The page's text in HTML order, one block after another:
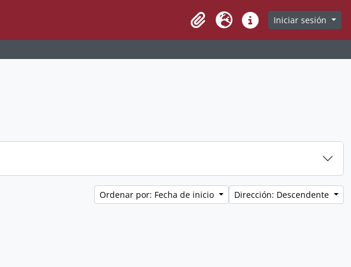
Clipboard
Idioma Enlaces rápidos
Iniciar sesión
Ordenar por: Fecha de inicio Dirección: Descendente